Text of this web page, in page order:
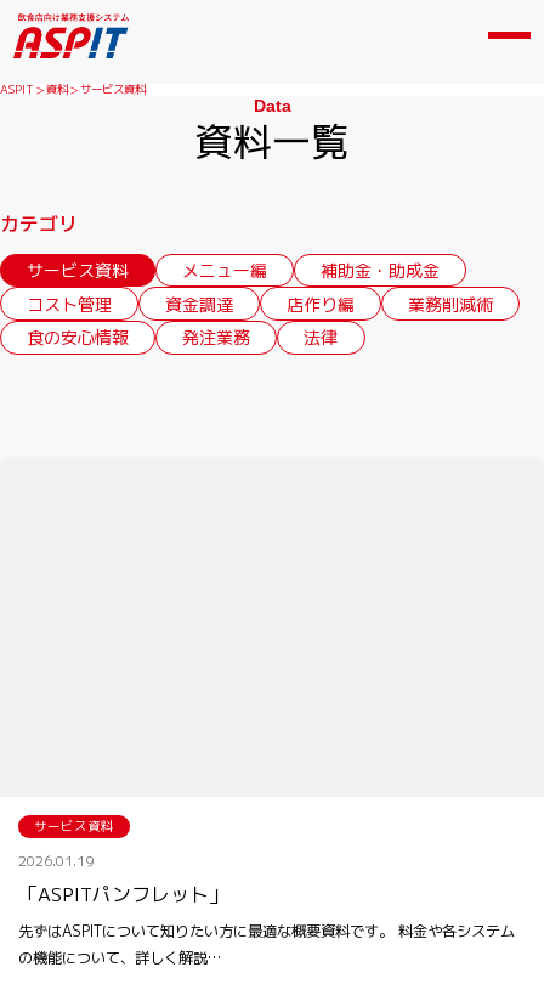
ASPIT 資料 サービス資料
Data
資料一覧
カテゴリ
サービス資料 メニュー編
補助金・助成金
コスト管理
資金調達 店作り編
業務削減術
食の安心情報
発注業務 法律
サービス資料
2026.01.19
「ASPITパンフレット」
先ずはASPITについて知りたい方に最適な概要資料です。 料金や各システム
の機能について、詳しく解説…